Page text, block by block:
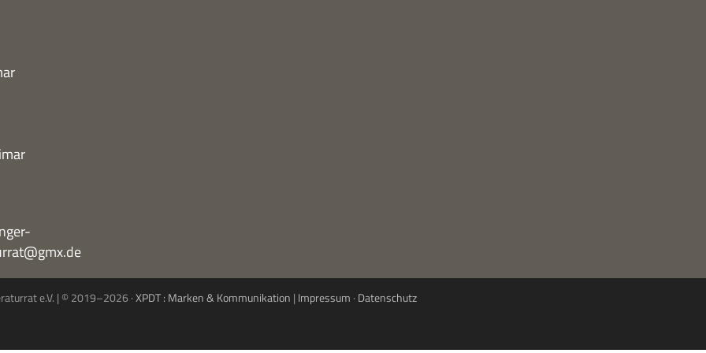
e.V. | © 2019–2026 ·XPDT : Marken & Kommunikation | Impressum · Datenschutz